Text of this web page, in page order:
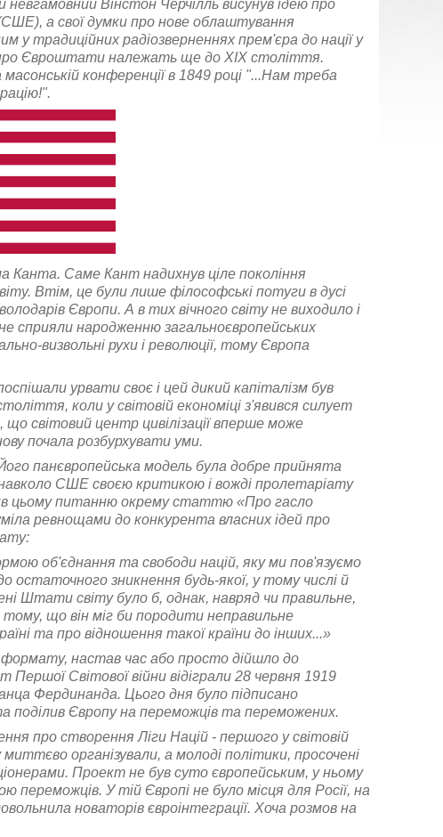
невгамовний Вінстон Черчілль висунув ідею про
а свої думки про нове облаштування
у традиційних радіозверненнях прем'єра до нації у
про Євроштати належать ще до XIX століття.
конференції в 1849 році "...Нам треба
Канта. Саме Кант надихнув ціле покоління
Втім, це були лише філософські потуги в дусі
Європи. А в тих вічного світу не виходило і
сприяли народженню загальноєвропейських
визвольні рухи і революції, тому Європа
урвати своє і цей дикий капіталізм був
коли у світовій економіці з'явився силует
світовий центр цивілізації вперше може
почала розбурхувати уми.
панєвропейська модель була добре прийнята
СШЕ своєю критикою і вожді пролетаріату
цьому питанню окрему статтю «Про гасло
ревнощами до конкурента власних ідей про
об'єднання та свободи націй, яку ми пов'язуємо
остаточного зникнення будь-якої, у тому числі й
Штати світу було б, однак, навряд чи правильне,
що він міг би породити неправильне
та про відношення такої країни до інших...»
настав час або просто дійшло до
Світової війни відіграли 28 червня 1919
Фердинанда. Цього дня було підписано
поділив Європу на переможців та переможених.
про створення Ліги Націй - першого у світовій
організували, а молоді політики, просочені
Проект не був суто європейським, у ньому
У тій Європі не було місця для Росії, на
новаторів євроінтеграції. Хоча розмов на